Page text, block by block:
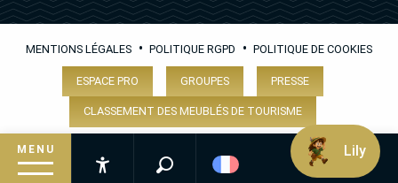
MENU
Recherche
MENTIONS LÉGALES • POLITIQUE RGPD • POLITIQUE DE COOKIES
ESPACE PRO GROUPES PRESSE
CLASSEMENT DES MEUBLÉS DE TOURISME
Lily